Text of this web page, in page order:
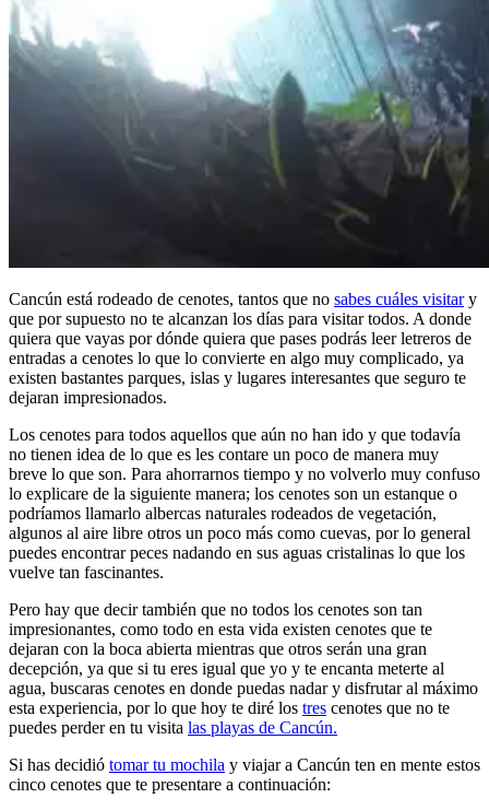
Cancún está rodeado de cenotes, tantos que no sabes cuáles visitary
que por supuesto no te alcanzan los días para visitar todos. A donde
quiera que vayas por dónde quiera que pases podrás leer letreros de
entradas a cenotes lo que lo convierte en algo muy complicado, ya
existen bastantes parques, islas y lugares interesantes que seguro te
dejaran impresionados.
Los cenotes para todos aquellos que aún no han ido y que todavía
no tienen idea de lo que es les contare un poco de manera muy
breve lo que son. Para ahorrarnos tiempo y no volverlo muy confuso
lo explicare de la siguiente manera; los cenotes son un estanque o
podríamos llamarlo albercas naturales rodeados de vegetación,
algunos al aire libre otros un poco más como cuevas, por lo general
puedes encontrar peces nadando en sus aguas cristalinas lo que los
vuelve tan fascinantes.
Pero hay que decir también que no todos los cenotes son tan
impresionantes, como todo en esta vida existen cenotes que te
dejaran con la boca abierta mientras que otros serán una gran
decepción, ya que si tu eres igual que yo y te encanta meterte al
agua, buscaras cenotes en donde puedas nadar y disfrutar al máximo
esta experiencia, por lo que hoy te diré los tres cenotes que no te
puedes perder en tu visita las playas de Cancún.
Si has decidió tomar tu mochila y viajar a Cancún ten en mente estos
cinco cenotes que te presentare a continuación: